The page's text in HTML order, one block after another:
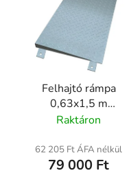
Felhajtó rámpa
0,63x1,5 m
padlómérleghez
Raktáron
62 205 Ft ÁFA nélkül
79 000 Ft